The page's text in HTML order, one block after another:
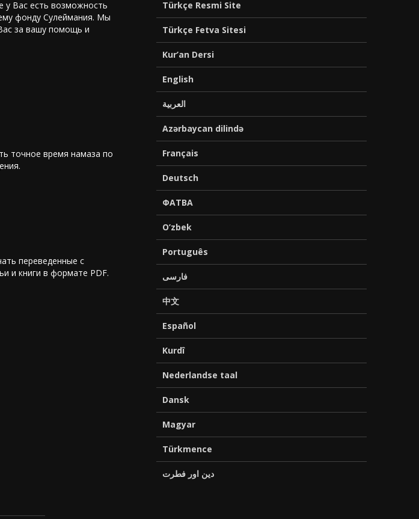
у Вас есть возможность
фонду Сулеймания. Мы
за вашу помощь и
точное время намаза по
переведенные с
и книги в формате PDF.
Türkçe Resmi Site
Türkçe Fetva Sitesi
Kur’an Dersi
English
العربية
Azərbaycan dilində
Français
Deutsch
ФАТВА
O’zbek
Português
فارسی
中文
Español
Kurdî
Nederlandse taal
Dansk
Magyar
Türkmence
دین اور فطرت